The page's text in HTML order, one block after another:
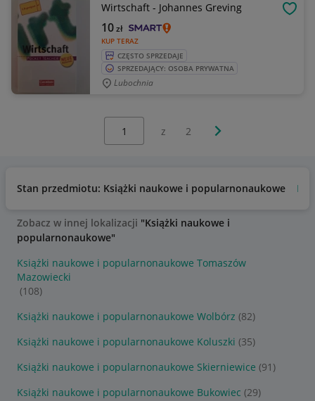
Wirtschaft - Johannes Greving
KUP TERAZ
10zł
CZĘSTO SPRZEDAJE
SPRZEDAJĄCY: OSOBA PRYWATNA
Lubochnia
z 2 Następna strona
Stan przedmiotu: Książki naukowe i popularnonaukowe
Zobacz w innej lokalizacji "Książki naukowe i
popularnonaukowe"
Książki naukowe i popularnonaukowe Tomaszów
Mazowiecki
(108)
Książki naukowe i popularnonaukowe Wolbórz (82)
Książki naukowe i popularnonaukowe Koluszki (35)
Książki naukowe i popularnonaukowe Skierniewice (91)
Książki naukowe i popularnonaukowe Bukowiec (29)